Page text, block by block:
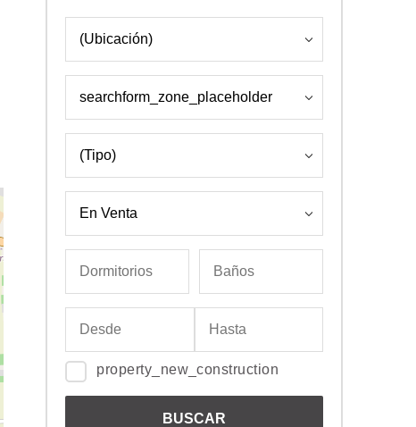
property_new_construction